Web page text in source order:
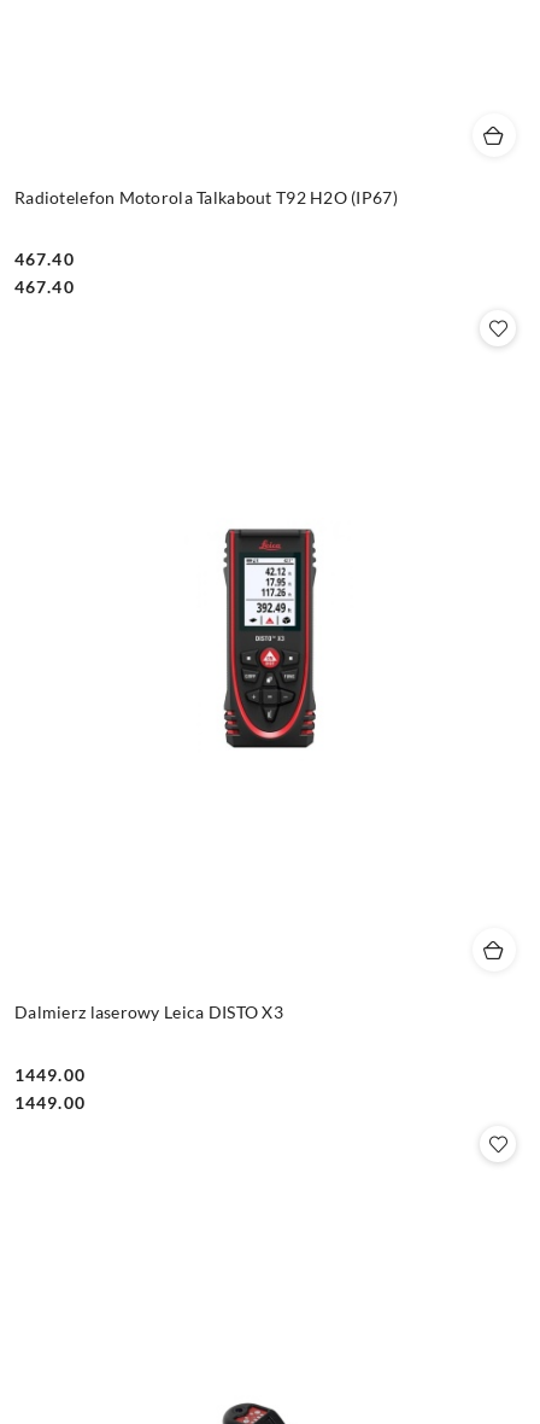
Radiotelefon Motorola Talkabout T92 H2O (IP67)
Cena:
467.40
Cena:
467.40
Dalmierz laserowy Leica DISTO X3
Cena:
1449.00
Cena:
1449.00